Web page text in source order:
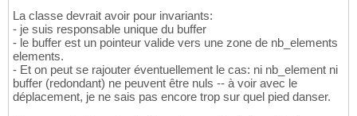
La classe devrait avoir pour invariants:
- je suis responsable unique du buffer
- le buffer est un pointeur valide vers une zone de nb_elements
elements.
- Et on peut se rajouter éventuellement le cas: ni nb_element ni
buffer (redondant) ne peuvent être nuls -- à voir avec le
déplacement, je ne sais pas encore trop sur quel pied danser.